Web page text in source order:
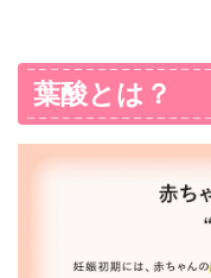
葉酸とは？